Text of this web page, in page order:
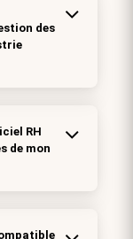
des
RH
de mon